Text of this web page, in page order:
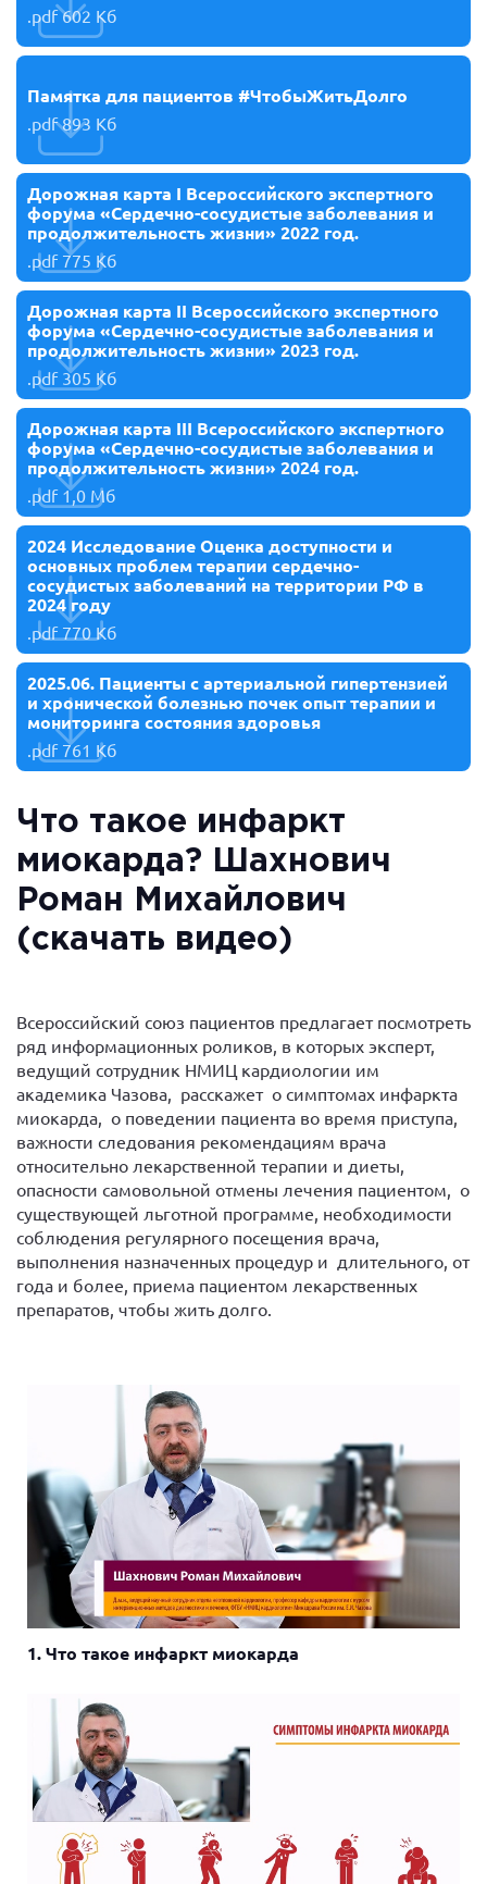
.pdf602 Кб
Памятка для пациентов #ЧтобыЖитьДолго
.pdf893 Кб
Дорожная карта I Всероссийского экспертного
форума «Сердечно-сосудистые заболевания и
продолжительность жизни» 2022 год.
.pdf 775 Кб
Дорожная карта II Всероссийского экспертного
форума «Сердечно-сосудистые заболевания и
продолжительность жизни» 2023 год.
.pdf 305 Кб
Дорожная карта III Всероссийского экспертного
форума «Сердечно-сосудистые заболевания и
продолжительность жизни» 2024 год.
.pdf 1,0 Мб
2024 Исследование Оценка доступности и
основных проблем терапии сердечно-
сосудистых заболеваний на территории РФ в
2024 году
.pdf770 Кб
2025.06. Пациенты с артериальной гипертензией
и хронической болезнью почек опыт терапии и
мониторинга состояния здоровья
.pdf 761 Кб
Что такое инфаркт
миокарда? Шахнович
Роман Михайлович
(скачать видео)
1. Что такое инфаркт миокарда
Всероссийский союз пациентов предлагает посмотреть
ряд информационных роликов, в которых эксперт,
ведущий сотрудник НМИЦ кардиологии им
академика Чазова, расскажет о симптомах инфаркта
миокарда, о поведении пациента во время приступа,
важности следования рекомендациям врача
относительно лекарственной терапии и диеты,
опасности самовольной отмены лечения пациентом, о
существующей льготной программе, необходимости
соблюдения регулярного посещения врача,
выполнения назначенных процедур и длительного, от
года и более, приема пациентом лекарственных
препаратов, чтобы жить долго.